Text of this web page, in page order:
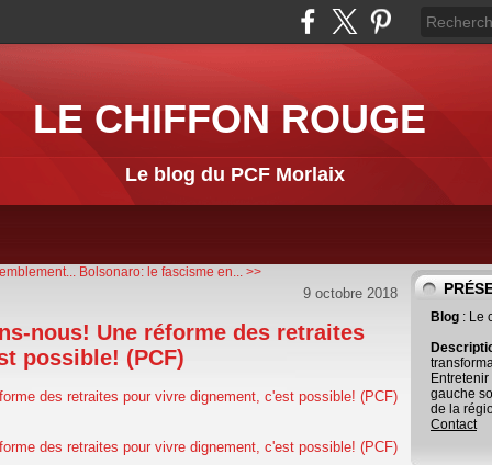
LE CHIFFON ROUGE
Le blog du PCF Morlaix
Bolsonaro: le fascisme en... >>
9 octobre 2018
nous! Une réforme des retraites
possible! (PCF)
Blog : Le
gauche
de la
Contact